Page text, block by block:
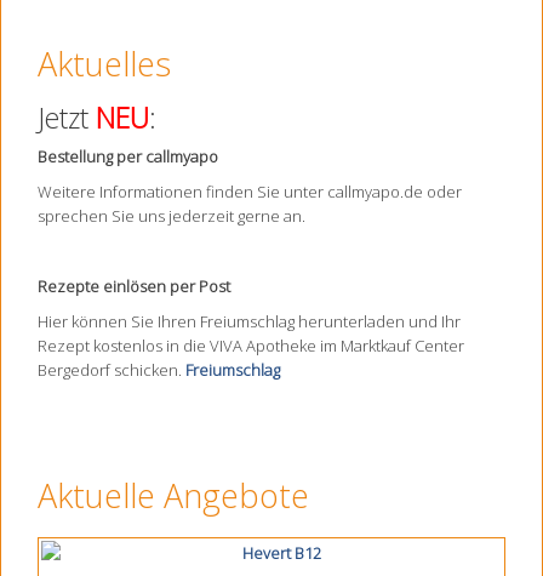
Aktuelles
Jetzt NEU:
Bestellung per callmyapo
Weitere Informationen finden Sie unter callmyapo.de oder
sprechen Sie uns jederzeit gerne an.
Rezepte einlösen per Post
Hier können Sie Ihren Freiumschlag herunterladen und Ihr
Rezept kostenlos in die VIVA Apotheke im Marktkauf Center
Bergedorf schicken. Freiumschlag
Aktuelle Angebote